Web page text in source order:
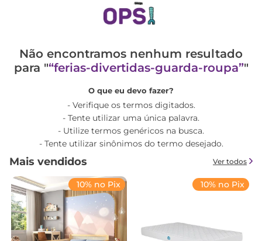
Não encontramos nenhum resultado
para " ferias-divertidas-guarda-roupa "
O que eu devo fazer?
Verifique os termos digitados.
Tente utilizar uma única palavra.
Utilize termos genéricos na busca.
Tente utilizar sinônimos do termo desejado.
Mais vendidos Ver todos
10% no Pix 10% no Pix